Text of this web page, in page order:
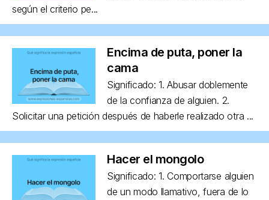
según el criterio pe...
Encima de puta, poner la
cama
Significado: 1. Abusar doblemente
de la confianza de alguien. 2.
Solicitar una petición después de haberle realizado otra ...
Hacer el mongolo
Significado: 1. Comportarse alguien
de un modo llamativo, fuera de lo